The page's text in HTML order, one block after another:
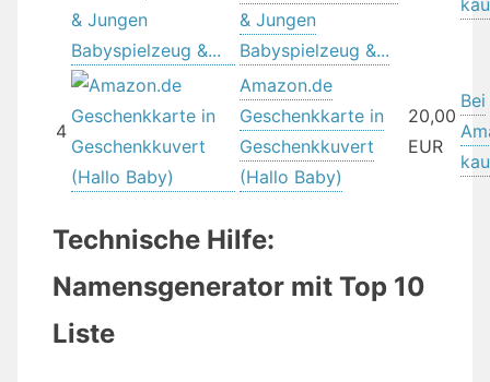
& Jungen
Babyspielzeug &...
4
Amazon.de
Geschenkkarte in
Geschenkkuvert
(Hallo Baby)
20,00
EUR
Bei
Technische Hilfe:
Namensgenerator mit Top 10
Liste